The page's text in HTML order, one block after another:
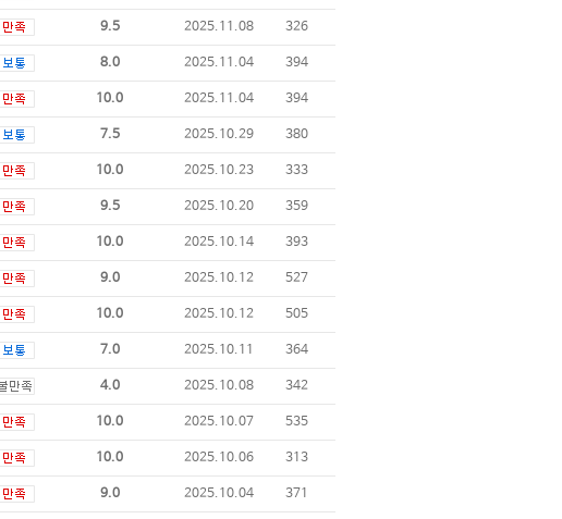
9.5 2025.11.08 326
8.0 2025.11.04 394
10.0 2025.11.04 394
7.5 2025.10.29 380
10.0 2025.10.23 333
9.5 2025.10.20 359
10.0 2025.10.14 393
9.0 2025.10.12 527
10.0 2025.10.12 505
7.0 2025.10.11 364
4.0 2025.10.08 342
10.0 2025.10.07 535
10.0 2025.10.06 313
9.0 2025.10.04 371